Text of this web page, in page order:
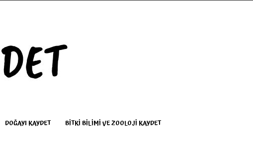
DOĞAYI KAYDET BITKI BILIMI VE ZOOLOJI KAYDET